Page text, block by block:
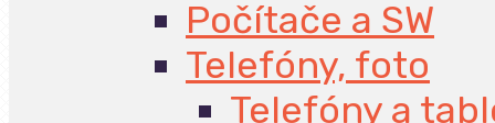
Počítače a SW
Telefóny, foto
Telefóny a